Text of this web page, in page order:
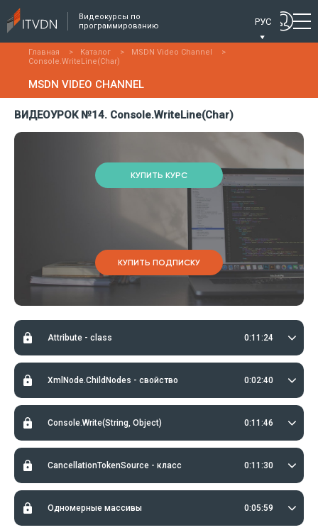
Видеокурсы по
программированию
РУС
Главная > Каталог > MSDN Video Channel
>
Console.WriteLine(Char)
MSDN VIDEO CHANNEL
ВИДЕОУРОК №14. Console.WriteLine(Char)
КУПИТЬ КУРС
КУПИТЬ ПОДПИСКУ
Attribute - class 0:11:24
XmlNode.ChildNodes - свойство 0:02:40
Console.Write(String, Object) 0:11:46
CancellationTokenSource - класс 0:11:30
Одномерные массивы 0:05:59